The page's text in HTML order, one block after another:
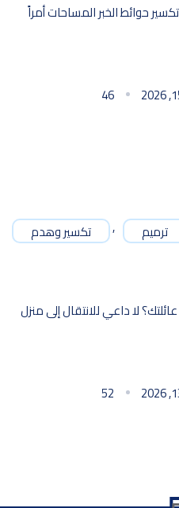
حوائط الخبر المساحات أمراً
46
ترميم , تكسير وهدم
لا داعي للانتقال إلى منزل
52